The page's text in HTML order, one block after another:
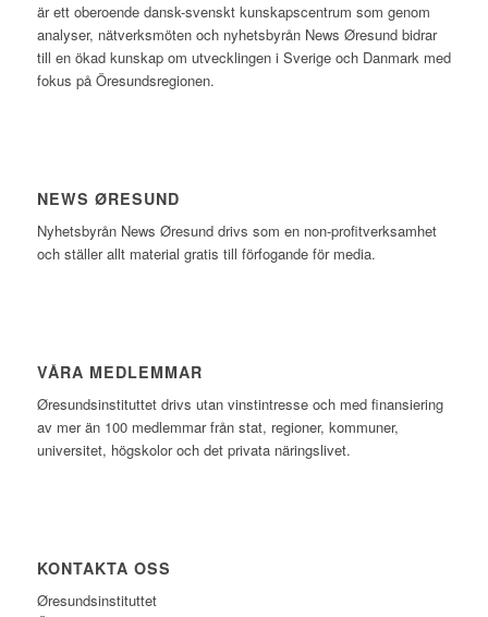
är ett oberoende dansk-svenskt kunskapscentrum som genom
analyser, nätverksmöten och nyhetsbyrån News Øresund bidrar
till en ökad kunskap om utvecklingen i Sverige och Danmark med
fokus på Öresundsregionen.
NEWS ØRESUND
Nyhetsbyrån News Øresund drivs som en non-profitverksamhet
och ställer allt material gratis till förfogande för media.
VÅRA MEDLEMMAR
Øresundsinstituttet drivs utan vinst­intresse och med finansiering
av mer än 100 medlemmar från stat, regioner, kommuner,
universitet, högskolor och det privata näringslivet.
KONTAKTA OSS
Øresundsinstituttet